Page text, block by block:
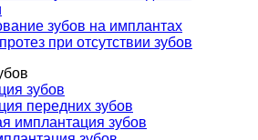
зубов на имплантах
при отсутствии зубов
зубов
передних зубов
имплантация зубов